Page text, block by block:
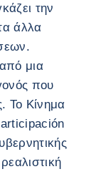
την
άλλα
μια
που
Το Κίνημα